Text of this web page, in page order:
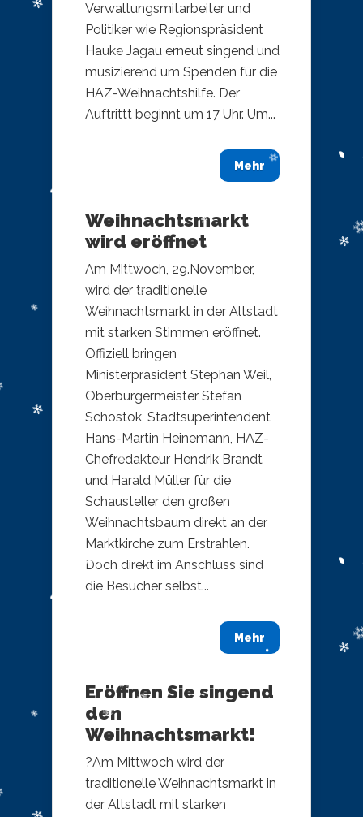
Verwaltungsmitarbeiter und
Politiker wie Regionspräsident
Hauke Jagau erneut singend und
musizierend um Spenden für die
HAZ-Weihnachtshilfe. Der
Auftrittt beginnt um 17 Uhr. Um...
Mehr
Weihnachtsmarkt
wird eröffnet
Am Mittwoch, 29.November,
wird der traditionelle
Weihnachtsmarkt in der Altstadt
mit starken Stimmen eröffnet.
Offiziell bringen
Ministerpräsident Stephan Weil,
Oberbürgermeister Stefan
Schostok, Stadtsuperintendent
Hans-Martin Heinemann, HAZ-
Chefredakteur Hendrik Brandt
und Harald Müller für die
Schausteller den großen
Weihnachtsbaum direkt an der
Marktkirche zum Erstrahlen.
Doch direkt im Anschluss sind
die Besucher selbst...
Mehr
Eröffnen Sie singend
den
Weihnachtsmarkt!
?Am Mittwoch wird der
traditionelle Weihnachtsmarkt in
der Altstadt mit starken